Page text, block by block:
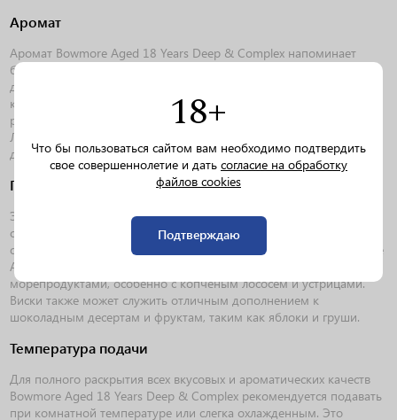
18+
Что бы пользоваться сайтом вам необходимо подтвердить
свое совершеннолетие и дать согласие на обработку
файлов cookies
Подтверждаю
Аромат
Аромат Bowmore Aged 18 Years Deep & Complex напоминает
букет дымных и пряных нот. В нем можно уловить нотки торфа,
дыма и морской соли, а также легкие оттенки меда, ванили и
карамели. Аромат виски насыщенный и многослойный, он
раскрывается постепенно, даря новые оттенки с каждым вдохом.
Легкие нотки цитрусовых и специй добавляют аромату
дополнительную глубину и сложность.
Гастрономические сочетания
Этот виски идеально сочетается с мясными блюдами, такими как
стейки, жареное мясо и дичь. Он также отлично дополняет сыры
с интенсивным вкусом, такие как чеддер и голубой сыр. Bowmore
Aged 18 Years Deep & Complex прекрасно сочетается с
морепродуктами, особенно с копченым лососем и устрицами.
Виски также может служить отличным дополнением к
шоколадным десертам и фруктам, таким как яблоки и груши.
Температура подачи
Для полного раскрытия всех вкусовых и ароматических качеств
Bowmore Aged 18 Years Deep & Complex рекомендуется подавать
при комнатной температуре или слегка охлажденным. Это